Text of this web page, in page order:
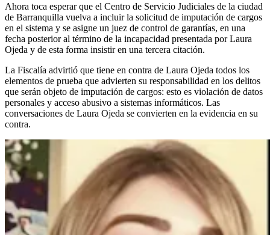
Ahora toca esperar que el Centro de Servicio Judiciales de la ciudad
de Barranquilla vuelva a incluir la solicitud de imputación de cargos
en el sistema y se asigne un juez de control de garantías, en una
fecha posterior al término de la incapacidad presentada por Laura
Ojeda y de esta forma insistir en una tercera citación.
La Fiscalía advirtió que tiene en contra de Laura Ojeda todos los
elementos de prueba que advierten su responsabilidad en los delitos
que serán objeto de imputación de cargos: esto es violación de datos
personales y acceso abusivo a sistemas informáticos. Las
conversaciones de Laura Ojeda se convierten en la evidencia en su
contra.